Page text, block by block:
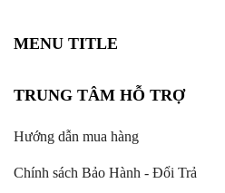
MENU TITLE
TRUNG TÂM HỖ TRỢ
Hướng dẫn mua hàng
Chính sách Bảo Hành - Đổi Trả